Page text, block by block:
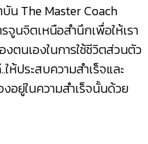
The Master Coach
นจิตเหนือสำนึกเพื่อให้เรา
งตนเองในการใช้ชีวิตส่วนตัว
ห้ประสบความสำเร็จและ
อยู่ในความสำเร็จนั้นด้วย